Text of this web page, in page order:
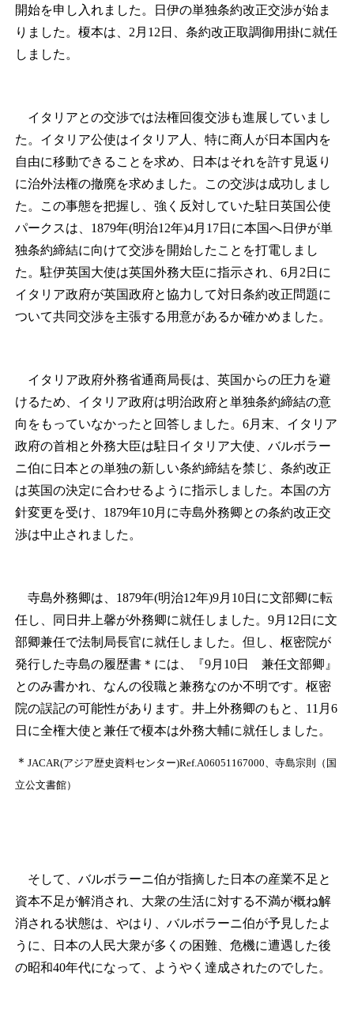
開始を申し入れました。日伊の単独条約改正交渉が始ま
りました。榎本は、2月12日、条約改正取調御用掛に就任
しました。
イタリアとの交渉では法権回復交渉も進展していまし
た。イタリア公使はイタリア人、特に商人が日本国内を
自由に移動できることを求め、日本はそれを許す見返り
に治外法権の撤廃を求めました。この交渉は成功しまし
た。この事態を把握し、強く反対していた駐日英国公使
パークスは、1879年(明治12年)4月17日に本国へ日伊が単
独条約締結に向けて交渉を開始したことを打電しまし
た。駐伊英国大使は英国外務大臣に指示され、6月2日に
イタリア政府が英国政府と協力して対日条約改正問題に
ついて共同交渉を主張する用意があるか確かめました。
イタリア政府外務省通商局長は、英国からの圧力を避
けるため、イタリア政府は明治政府と単独条約締結の意
向をもっていなかったと回答しました。6月末、イタリア
政府の首相と外務大臣は駐日イタリア大使、バルボラー
ニ伯に日本との単独の新しい条約締結を禁じ、条約改正
は英国の決定に合わせるように指示しました。本国の方
針変更を受け、1879年10月に寺島外務卿との条約改正交
渉は中止されました。
寺島外務卿は、1879年(明治12年)9月10日に文部卿に転
任し、同日井上馨が外務卿に就任しました。9月12日に文
部卿兼任で法制局長官に就任しました。但し、枢密院が
発行した寺島の履歴書＊ には、『9月10日 兼任文部卿』
とのみ書かれ、なんの役職と兼務なのか不明です。枢密
院の誤記の可能性があります。井上外務卿のもと、11月6
日に全権大使と兼任で榎本は外務大輔に就任しました。
＊ JACAR(アジア歴史資料センター)Ref.A06051167000、寺島宗則（国
立公文書館）
そして、バルボラーニ伯が指摘した日本の産業不足と
資本不足が解消され、大衆の生活に対する不満が概ね解
消される状態は、やはり、バルボラーニ伯が予見したよ
うに、日本の人民大衆が多くの困難、危機に遭遇した後
の昭和40年代になって、ようやく達成されたのでした。